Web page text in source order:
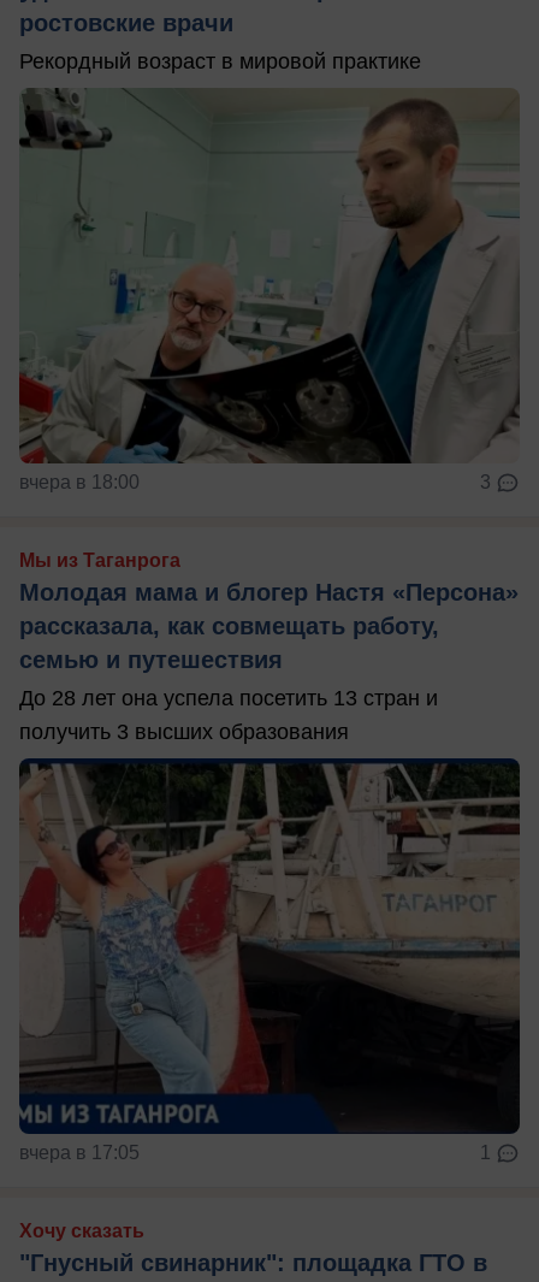
ростовские врачи
Рекордный возраст в мировой практике
вчера в 18:00 3
Мы из Таганрога
Молодая мама и блогер Настя «Персона»
рассказала, как совмещать работу,
семью и путешествия
До 28 лет она успела посетить 13 стран и
получить 3 высших образования
вчера в 17:05 1
Хочу сказать
"Гнусный свинарник": площадка ГТО в